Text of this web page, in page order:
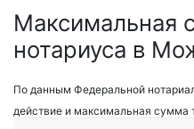
Максимальная
нотариуса в
По данным Федеральной
действие и максимальная сумма